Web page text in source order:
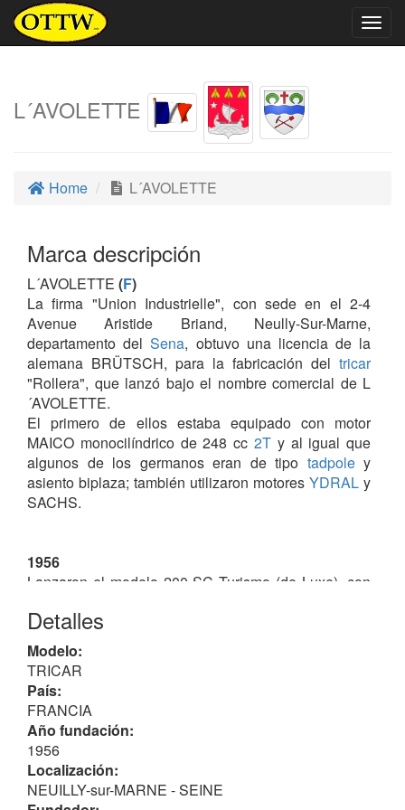
L´AVOLETTE
Home L´AVOLETTE
Marca descripción
L´AVOLETTE (F)
La firma "Union Industrielle", con sede en el 2-4
Avenue Aristide Briand, Neully-Sur-Marne,
departamento delSena, obtuvo una licencia de la
alemana BRÜTSCH, para la fabricación deltricar
"Rollera", que lanzó bajo el nombre comercial de L
´AVOLETTE.
El primero de ellos estaba equipado con motor
MAICO monocilíndrico de 248 cc2T y al igual que
algunos de los germanos eran de tipo tadpoley
asiento biplaza; también utilizaron motores YDRAL y
SACHS.
1956
Lanzaron el modelo 200-SC Turismo (de Luxe), con
carrocería de fibra de vidrio, bastidor tubular de
acero, frenos hidráulicos, neumáticos D/T 4.00 x 8",
suspensiones D/T Neidahart, velocidad máxima 110
km/h y 180 kg de peso. En total fabricaron 30
unidades, de esta serie, desde primeros de 1956
hasta verano de 1957.
1959
Fabricaron otro tricar, el "Rollera" equipado de motor
monocilíndricoAMC (Clermont-Ferrand)
Detalles
Modelo:
TRICAR
País:
FRANCIA
Año fundación:
1956
Localización:
NEUILLY-sur-MARNE - SEINE